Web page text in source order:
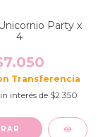
Party x
4
interés de $2.350